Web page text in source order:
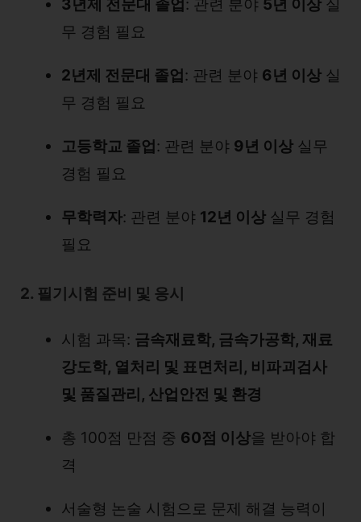
3년제 전문대 졸업: 관련 분야 5년 이상 실
무 경험 필요
2년제 전문대 졸업: 관련 분야 6년 이상 실
무 경험 필요
고등학교 졸업: 관련 분야 9년 이상 실무
경험 필요
무학력자: 관련 분야 12년 이상 실무 경험
필요
2. 필기시험 준비 및 응시
시험 과목: 금속재료학, 금속가공학, 재료
강도학, 열처리 및 표면처리, 비파괴검사
및 품질관리, 산업안전 및 환경
총 100점 만점 중 60점 이상을 받아야 합
격
서술형 논술 시험으로 문제 해결 능력이